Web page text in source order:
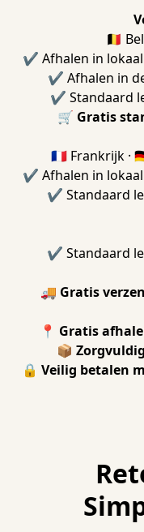
🇧🇪
✔️ Afhalen in lokaal
✔️ Afhalen in
✔️ Standaard
🛒 Gratis
🇫🇷 Frankrijk ·
✔️ Afhalen in lokaal
✔️ Standaard
✔️ Standaard
🚚 Gratis
📍 Gratis
📦
🔒 Veilig betalen